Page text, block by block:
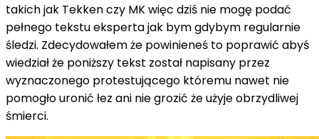
takich jak Tekken czy MK więc dziś nie mogę podać
pełnego tekstu eksperta jak bym gdybym regularnie
śledzi. Zdecydowałem że powinieneś to poprawić abyś
wiedział że poniższy tekst został napisany przez
wyznaczonego protestującego któremu nawet nie
pomogło uronić łez ani nie grozić że użyje obrzydliwej
śmierci.